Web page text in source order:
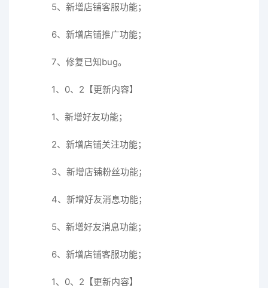
5、新增店铺客服功能；
6、新增店铺推广功能；
7、修复已知bug。
1、0、2【更新内容】
1、新增好友功能；
2、新增店铺关注功能；
3、新增店铺粉丝功能；
4、新增好友消息功能；
5、新增好友消息功能；
6、新增店铺客服功能；
1、0、2【更新内容】